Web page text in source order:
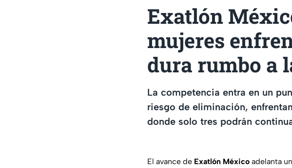
Exatlón
mujeres
dura rumbo a
La competencia entra en un
riesgo de eliminación,
donde solo tres podrán
El avance de Exatlón México adelanta